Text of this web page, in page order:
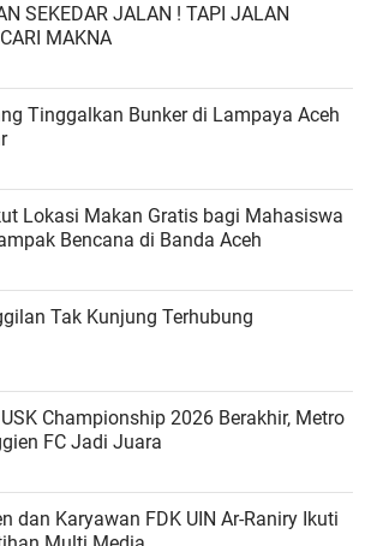
SEKEDAR JALAN ! TAPI JALAN
MAKNA
Tinggalkan Bunker di Lampaya Aceh
Lokasi Makan Gratis bagi Mahasiswa
Bencana di Banda Aceh
Tak Kunjung Terhubung
Championship 2026 Berakhir, Metro
FC Jadi Juara
dan Karyawan FDK UIN Ar-Raniry Ikuti